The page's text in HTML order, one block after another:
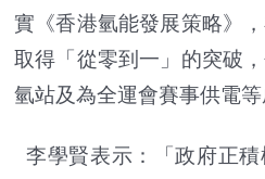
實《香港氫能發展策略》
取得「從零到一」的突破
氫站及為全運會賽事供電等
李學賢表示：「政府正